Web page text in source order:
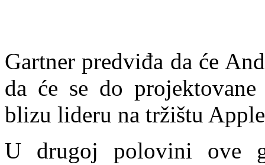
Gartner predviđa da će
da će se do
blizu lideru na tržištu
U drugoj polovini ove